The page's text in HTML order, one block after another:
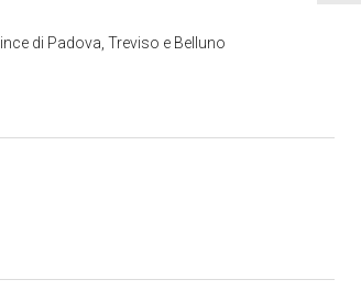
di Padova, Treviso e Belluno